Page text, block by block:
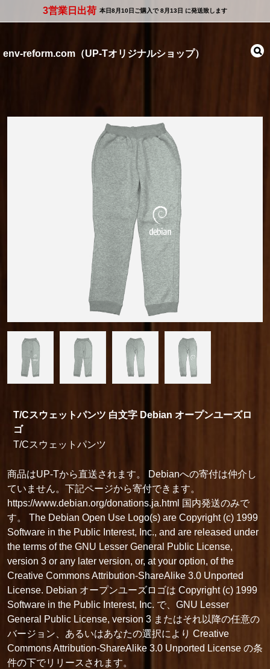
3営業日出荷 本日8月10日 ご購入で8月13日 に発送致します
env-reform.com（UP-Tオリジナルショップ）
T/Cスウェットパンツ 白文字 Debian オープンユーズロ
ゴ
T/Cスウェットパンツ
商品はUP-Tから直送されます。 Debianへの寄付は仲介し
ていません。下記ページから寄付できます。
https://www.debian.org/donations.ja.html 国内発送のみで
す。 The Debian Open Use Logo(s) are Copyright (c) 1999
Software in the Public Interest, Inc., and are released under
the terms of the GNU Lesser General Public License,
version 3 or any later version, or, at your option, of the
Creative Commons Attribution-ShareAlike 3.0 Unported
License. Debian オープンユーズロゴは Copyright (c) 1999
Software in the Public Interest, Inc. で、GNU Lesser
General Public License, version 3 またはそれ以降の任意の
バージョン、あるいはあなたの選択により Creative
Commons Attribution-ShareAlike 3.0 Unported License の条
件の下でリリースされます。